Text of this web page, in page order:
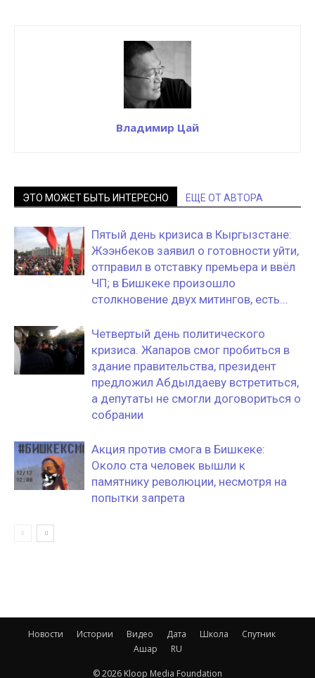
Владимир Цай
ЭТО МОЖЕТ БЫТЬ ИНТЕРЕСНО ЕЩЕ ОТ АВТОРА
Пятый день кризиса в Кыргызстане:
Жээнбеков заявил о готовности уйти,
отправил в отставку премьера и ввёл
ЧП; в Бишкеке произошло
столкновение двух митингов, есть...
Четвертый день политического
кризиса. Жапаров смог пробиться в
здание правительства, президент
предложил Абдылдаеву встретиться,
а депутаты не смогли договориться о
собрании
Акция против смога в Бишкеке:
Около ста человек вышли к
памятнику революции, несмотря на
попытки запрета
Новости Истории Видео Дата Школа
Спутник
Ашар
RU
© 2026 Kloop Media Foundation